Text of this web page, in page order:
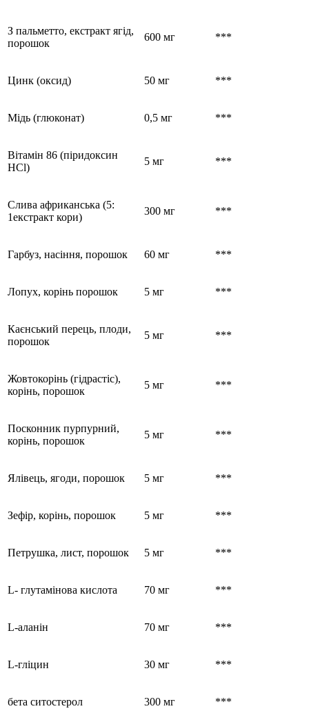
З пальметто, екстракт ягід,
порошок
600 мг ***
Цинк (оксид) 50 мг ***
Мідь (глюконат) 0,5 мг ***
Вітамін 86 (піридоксин
HCl)
5 мг ***
Слива африканська (5:
1екстракт кори)
300 мг ***
Гарбуз, насіння, порошок 60 мг ***
Лопух, корінь порошок 5 мг ***
Каєнський перець, плоди,
порошок
5 мг ***
Жовтокорінь (гідрастіс),
корінь, порошок
5 мг ***
Посконник пурпурний,
корінь, порошок
5 мг ***
Ялівець, ягоди, порошок 5 мг ***
Зефір, корінь, порошок 5 мг ***
Петрушка, лист, порошок 5 мг ***
L- глутамінова кислота 70 мг ***
L-аланін 70 мг ***
L-гліцин 30 мг ***
бета ситостерол 300 мг ***